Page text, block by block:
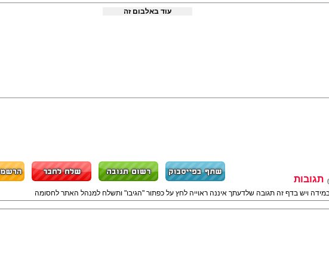
עוד באלבום זה
תגובות
ויש בדף זה תגובה שלדעתך איננה ראוייה לחץ על כפתור "הגיבו" ותשלח למנהל האתר לחסומה